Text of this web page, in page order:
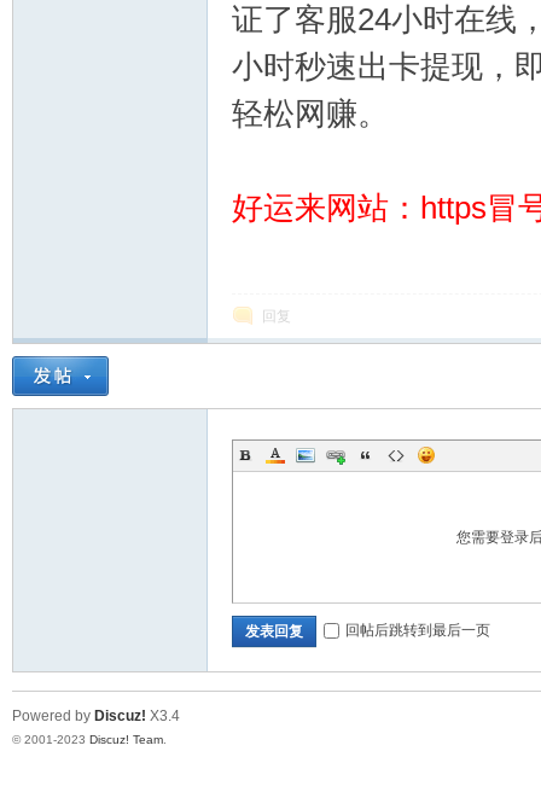
论
证了客服24小时在线
小时秒速出卡提现，
轻松网赚。
好运来网站：https冒
回复
您需要登录
发表回复 回帖后跳转到最后一页
Powered by Discuz! X3.4
© 2001-2023 Discuz! Team